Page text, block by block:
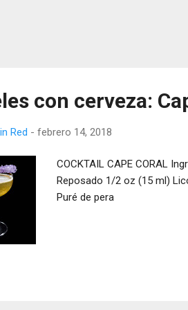
con cerveza:
Red - febrero 14, 2018
COCKTAIL CAPE CORAL
Reposado 1/2 oz (15 ml)
Puré de pera